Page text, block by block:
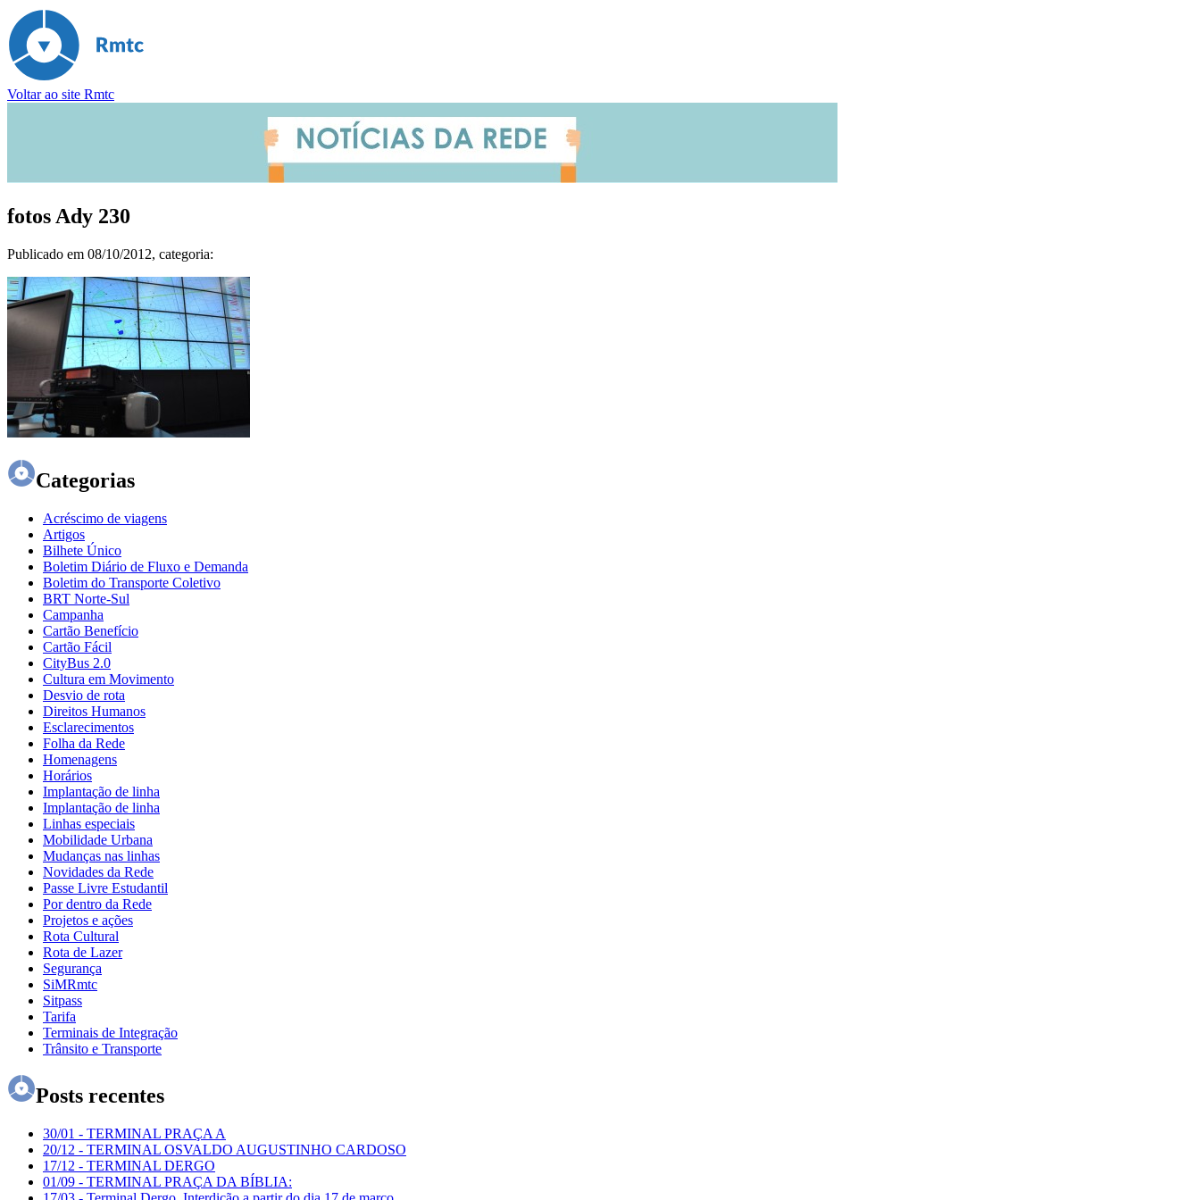
Voltar ao site Rmtc
fotos Ady 230
Publicado em 08/10/2012, categoria:
Categorias
Acréscimo de viagens
Artigos
Bilhete Único
Boletim Diário de Fluxo e Demanda
Boletim do Transporte Coletivo
BRT Norte-Sul
Campanha
Cartão Benefício
Cartão Fácil
CityBus 2.0
Cultura em Movimento
Desvio de rota
Direitos Humanos
Esclarecimentos
Folha da Rede
Homenagens
Horários
Implantação de linha
Implantação de linha
Linhas especiais
Mobilidade Urbana
Mudanças nas linhas
Novidades da Rede
Passe Livre Estudantil
Por dentro da Rede
Projetos e ações
Rota Cultural
Rota de Lazer
Segurança
SiMRmtc
Sitpass
Tarifa
Terminais de Integração
Trânsito e Transporte
Posts recentes
30/01 - TERMINAL PRAÇA A
20/12 - TERMINAL OSVALDO AUGUSTINHO CARDOSO
17/12 - TERMINAL DERGO
01/09 - TERMINAL PRAÇA DA BÍBLIA: